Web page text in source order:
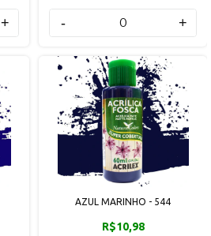
+ - +
AZUL MARINHO - 544
R$10,98